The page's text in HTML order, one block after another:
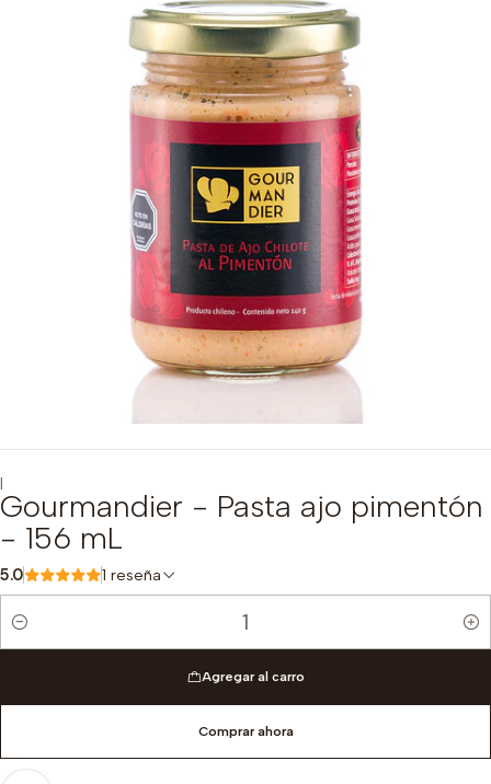
|
Gourmandier - Pasta ajo pimentón
- 156 mL
5.0 1 reseña
Cantidad
Agregar al carro
Comprar ahora